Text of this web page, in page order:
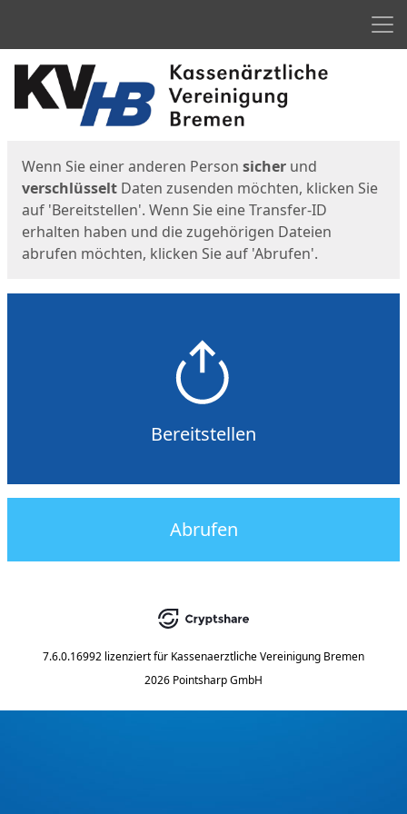
Start
Wenn Sie einer anderen Person sicher und
verschlüsselt Daten zusenden möchten, klicken Sie
auf 'Bereitstellen'. Wenn Sie eine Transfer-ID
erhalten haben und die zugehörigen Dateien
abrufen möchten, klicken Sie auf 'Abrufen'.
Bereitstellen
Abrufen
7.6.0.16992 lizenziert für Kassenaerztliche Vereinigung Bremen
2026 Pointsharp GmbH